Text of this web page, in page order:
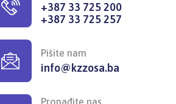
+387 33 725 200
+387 33 725 257
Pišite nam
info@kzzosa.ba
Pronađite nas